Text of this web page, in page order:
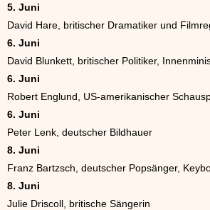
5. Juni
David Hare, britischer Dramatiker und
6. Juni
David Blunkett, britischer Politiker,
6. Juni
Robert Englund, US-amerikanischer
6. Juni
Peter Lenk, deutscher Bildhauer
8. Juni
Franz Bartzsch, deutscher Popsänger,
8. Juni
Julie Driscoll, britische Sängerin